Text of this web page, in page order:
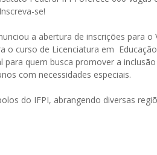
se!
a abertura de inscrições para o
o curso de Licenciatura em
para quem busca promover a
com necessidades especiais.
do IFPI, abrangendo diversas